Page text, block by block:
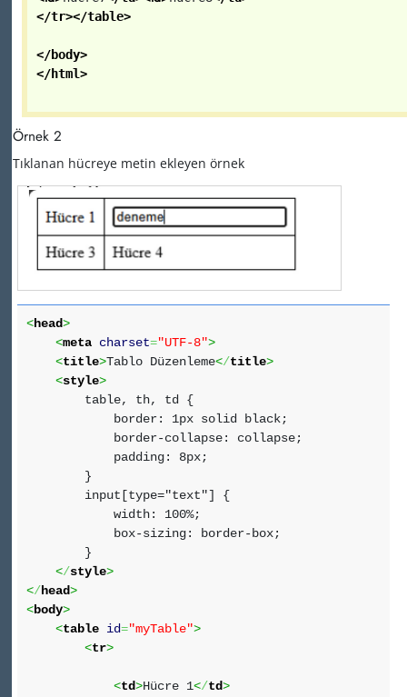
</tr></table>
</body>
</html>
Örnek 2
Tıklanan hücreye metin ekleyen örnek
<head>
<meta charset="UTF-8">
<title>Tablo Düzenleme</title>
<style>
table, th, td {
border: 1px solid black;
border-collapse: collapse;
padding: 8px;
}
input[type="text"] {
width: 100%;
box-sizing: border-box;
}
</style>
</head>
<body>
<table id="myTable">
<tr>
<td>Hücre 1</td>